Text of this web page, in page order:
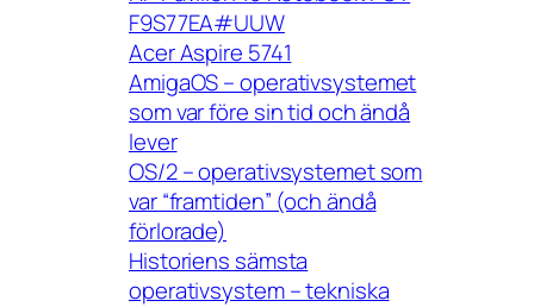
F9S77EA#UUW
Acer Aspire 5741
AmigaOS – operativsystemet
som var före sin tid och ändå
lever
OS/2 – operativsystemet som
var “framtiden” (och ändå
förlorade)
Historiens sämsta
operativsystem – tekniska